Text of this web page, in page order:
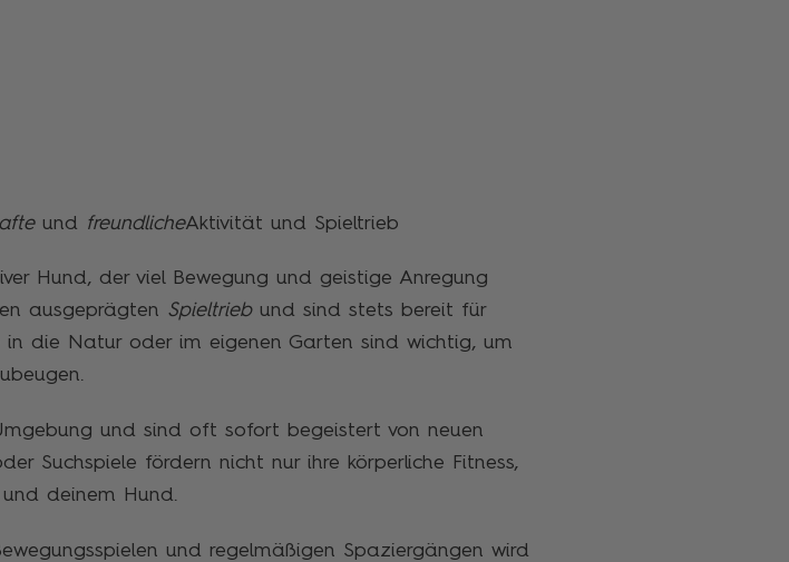
und freundlicheAktivität und Spieltrieb
Hund, der viel Bewegung und geistige Anregung
ausgeprägten Spieltriebund sind stets bereit für
in die Natur oder im eigenen Garten sind wichtig, um
und sind oft sofort begeistert von neuen
Suchspiele fördern nicht nur ihre körperliche Fitness,
deinem Hund.
und regelmäßigen Spaziergängen wird